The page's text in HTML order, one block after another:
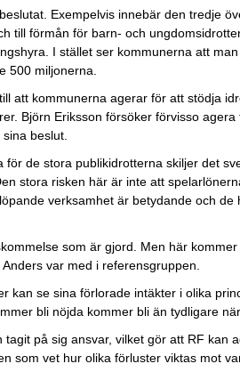
Exempelvis innebär den tredje
till förmån för barn- och
I stället ser kommunerna att
500 miljonerna.
att kommunerna agerar för att stödja
Björn Eriksson försöker förvisso
beslut.
de stora publikidrotterna skiljer det
stora risken här är inte att
verksamhet är betydande och de
som är gjord. Men här
var med i referensgruppen.
kan se sina förlorade intäkter i olika
bli nöjda kommer bli än tydligare
på sig ansvar, vilket gör att RF kan
som vet hur olika förluster viktas mot